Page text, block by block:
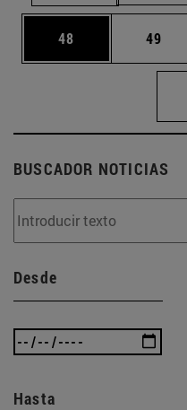
Página
48 Página
49
BUSCADOR NOTICIAS
Desde
Hasta